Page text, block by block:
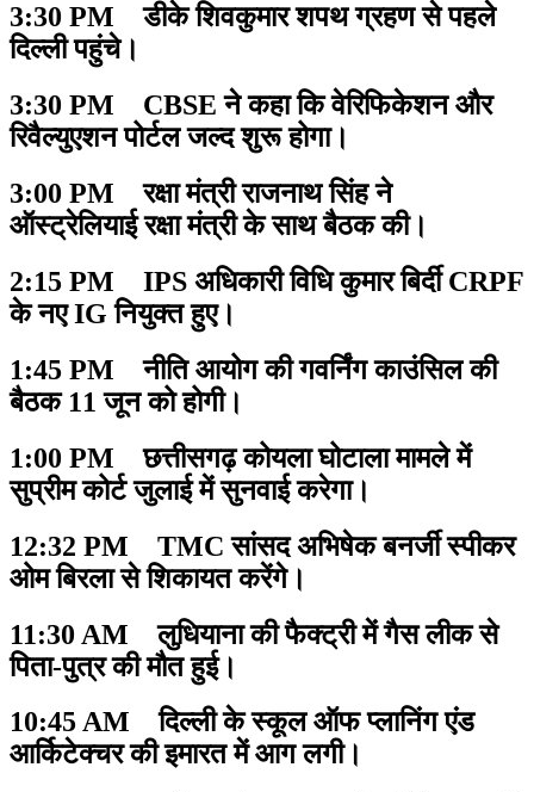
3:30 PM डीके शिवकुमार शपथ ग्रहण से पहले
दिल्ली पहुंचे।
3:30 PM CBSE ने कहा कि वेरिफिकेशन और
रिवैल्युएशन पोर्टल जल्द शुरू होगा।
3:00 PM रक्षा मंत्री राजनाथ सिंह ने
ऑस्ट्रेलियाई रक्षा मंत्री के साथ बैठक की।
2:15 PM IPS अधिकारी विधि कुमार बिर्दी CRPF
के नए IG नियुक्त हुए।
1:45 PM नीति आयोग की गवर्निंग काउंसिल की
बैठक 11 जून को होगी।
1:00 PM छत्तीसगढ़ कोयला घोटाला मामले में
सुप्रीम कोर्ट जुलाई में सुनवाई करेगा।
12:32 PM TMC सांसद अभिषेक बनर्जी स्पीकर
ओम बिरला से शिकायत करेंगे।
11:30 AM लुधियाना की फैक्ट्री में गैस लीक से
पिता-पुत्र की मौत हुई।
10:45 AM दिल्ली के स्कूल ऑफ प्लानिंग एंड
आर्किटेक्चर की इमारत में आग लगी।